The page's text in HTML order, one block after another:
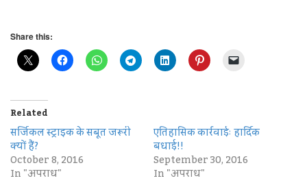
Share this:
Related
सर्जिकल स्ट्राइक के सबूत जरूरी
क्यों हैं?
October 8, 2016
In "अपराध"
एतिहासिक कार्रवाईः हार्दिक
बधाई!!
September 30, 2016
In "अपराध"